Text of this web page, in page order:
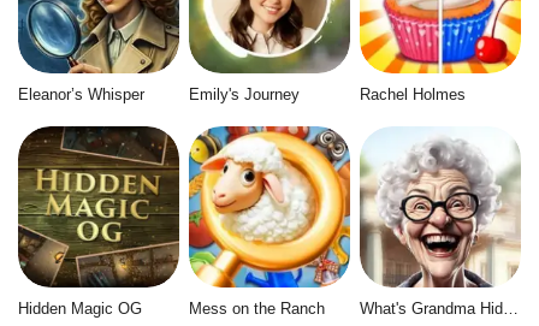
Eleanor’s Whisper Emily's Journey Rachel Holmes
Hidden Magic OG Mess on the Ranch What's Grandma Hiding